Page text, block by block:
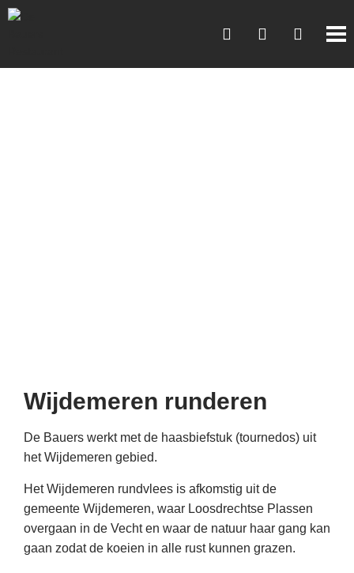
Wijdemeren runderen
De Bauers werkt met de haasbiefstuk (tournedos) uit
het Wijdemeren gebied.
Het Wijdemeren rundvlees is afkomstig uit de
gemeente Wijdemeren, waar Loosdrechtse Plassen
overgaan in de Vecht en waar de natuur haar gang kan
gaan zodat de koeien in alle rust kunnen grazen.